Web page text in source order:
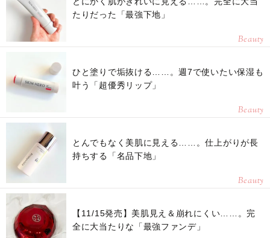
たりだった「最強下地」
Beauty
ひと塗りで垢抜ける……。週7で使いたい保湿も
叶う「超優秀リップ」
Beauty
とんでもなく美肌に見える……。仕上がりが長
持ちする「名品下地」
Beauty
【11/15発売】美肌見え＆崩れにくい……。完
全に大当たりな「最強ファンデ」